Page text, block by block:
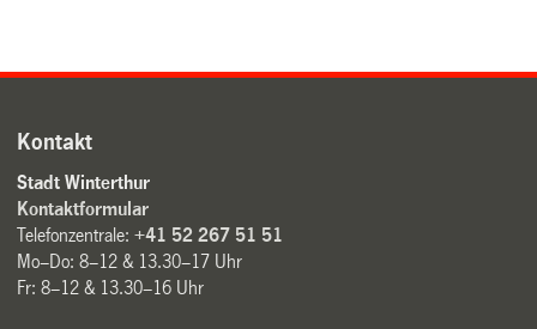
Kontakt
Stadt Winterthur
Kontaktformular
Telefonzentrale:+41 52 267 51 51
Mo–Do: 8–12 & 13.30–17 Uhr
Fr: 8–12 & 13.30–16 Uhr